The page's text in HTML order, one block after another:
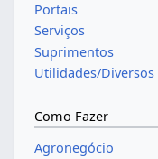
Portais
Serviços
Suprimentos
Utilidades/Diversos
Como Fazer
Agronegócio